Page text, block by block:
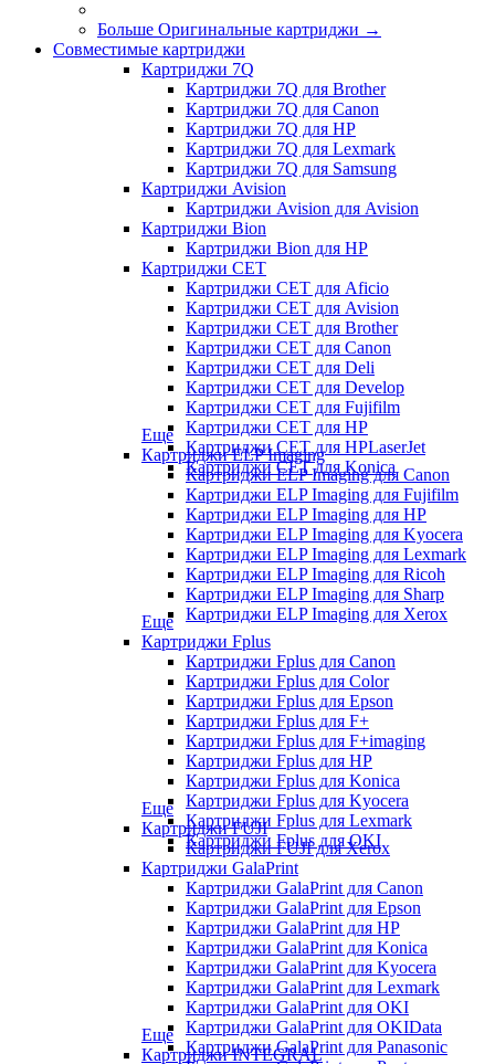
Больше Оригинальные картриджи →
Совместимые картриджи
Картриджи 7Q
Картриджи 7Q для Brother
Картриджи 7Q для Canon
Картриджи 7Q для HP
Картриджи 7Q для Lexmark
Картриджи 7Q для Samsung
Картриджи Avision
Картриджи Avision для Avision
Картриджи Bion
Картриджи Bion для HP
Картриджи CET
Картриджи CET для Aficio
Картриджи CET для Avision
Картриджи CET для Brother
Картриджи CET для Canon
Картриджи CET для Deli
Картриджи CET для Develop
Картриджи CET для Fujifilm
Картриджи CET для HP
Картриджи CET для HPLaserJet
Картриджи CET для Konica
Еще
Картриджи ELP Imaging
Картриджи ELP Imaging для Canon
Картриджи ELP Imaging для Fujifilm
Картриджи ELP Imaging для HP
Картриджи ELP Imaging для Kyocera
Картриджи ELP Imaging для Lexmark
Картриджи ELP Imaging для Ricoh
Картриджи ELP Imaging для Sharp
Картриджи ELP Imaging для Xerox
Еще
Картриджи Fplus
Картриджи Fplus для Canon
Картриджи Fplus для Color
Картриджи Fplus для Epson
Картриджи Fplus для F+
Картриджи Fplus для F+imaging
Картриджи Fplus для HP
Картриджи Fplus для Konica
Картриджи Fplus для Kyocera
Картриджи Fplus для Lexmark
Картриджи Fplus для OKI
Еще
Картриджи FUJI
Картриджи FUJI для Xerox
Картриджи GalaPrint
Картриджи GalaPrint для Canon
Картриджи GalaPrint для Epson
Картриджи GalaPrint для HP
Картриджи GalaPrint для Konica
Картриджи GalaPrint для Kyocera
Картриджи GalaPrint для Lexmark
Картриджи GalaPrint для OKI
Картриджи GalaPrint для OKIData
Картриджи GalaPrint для Panasonic
Еще
Картриджи INTEGRAL